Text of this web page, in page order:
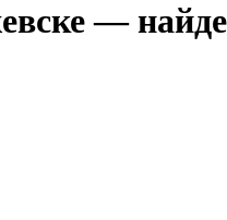
—